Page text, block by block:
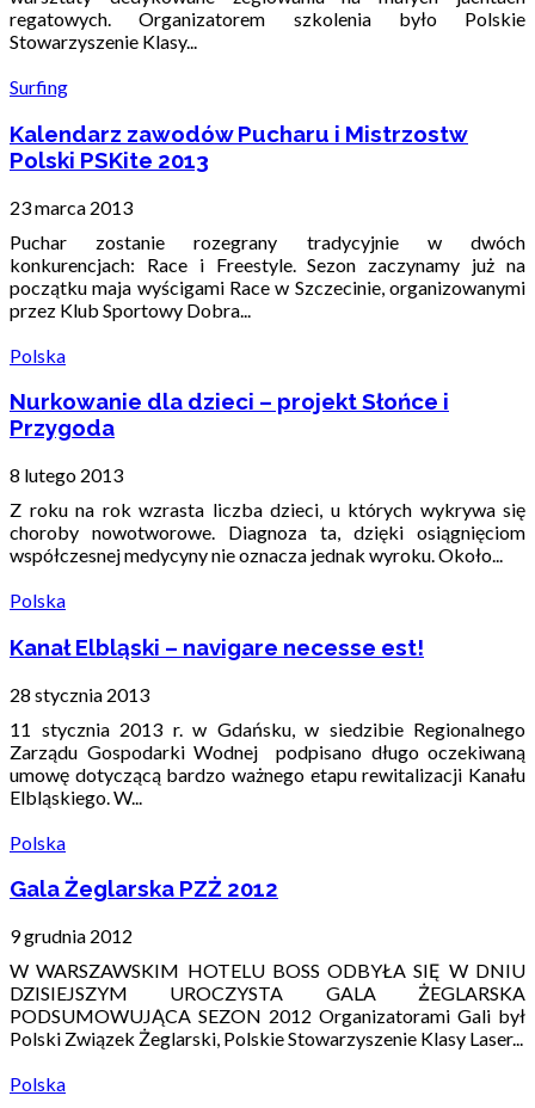
regatowych. Organizatorem szkolenia było Polskie
Stowarzyszenie Klasy...
Surfing
Kalendarz zawodów Pucharu i Mistrzostw
Polski PSKite 2013
23 marca 2013
Puchar zostanie rozegrany tradycyjnie w dwóch
konkurencjach: Race i Freestyle. Sezon zaczynamy już na
początku maja wyścigami Race w Szczecinie, organizowanymi
przez Klub Sportowy Dobra...
Polska
Nurkowanie dla dzieci – projekt Słońce i
Przygoda
8 lutego 2013
Z roku na rok wzrasta liczba dzieci, u których wykrywa się
choroby nowotworowe. Diagnoza ta, dzięki osiągnięciom
współczesnej medycyny nie oznacza jednak wyroku. Około...
Polska
Kanał Elbląski – navigare necesse est!
28 stycznia 2013
11 stycznia 2013 r. w Gdańsku, w siedzibie Regionalnego
Zarządu Gospodarki Wodnej podpisano długo oczekiwaną
umowę dotyczącą bardzo ważnego etapu rewitalizacji Kanału
Elbląskiego. W...
Polska
Gala Żeglarska PZŻ 2012
9 grudnia 2012
W WARSZAWSKIM HOTELU BOSS ODBYŁA SIĘ W DNIU
DZISIEJSZYM UROCZYSTA GALA ŻEGLARSKA
PODSUMOWUJĄCA SEZON 2012 Organizatorami Gali był
Polski Związek Żeglarski, Polskie Stowarzyszenie Klasy Laser...
Polska